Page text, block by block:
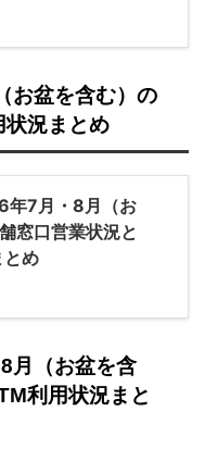
お盆を含む）の
状況まとめ
年7月・8月（お
窓口営業状況と
め
月（お盆を含
利用状況まと